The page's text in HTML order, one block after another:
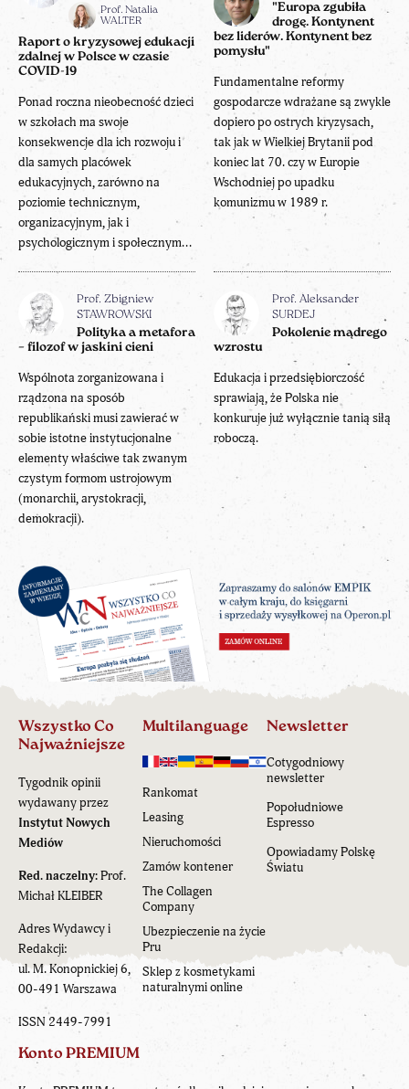
Prof. Natalia
WALTER
Raport o kryzysowej edukacji
zdalnej w Polsce w czasie
COVID-19
Ponad roczna nieobecność dzieci
w szkołach ma swoje
konsekwencje dla ich rozwoju i
dla samych placówek
edukacyjnych, zarówno na
poziomie technicznym,
organizacyjnym, jak i
psychologicznym i społecznym...
"Europa zgubiła
drogę. Kontynent
bez liderów. Kontynent bez
pomysłu"
Fundamentalne reformy
gospodarcze wdrażane są zwykle
dopiero po ostrych kryzysach,
tak jak w Wielkiej Brytanii pod
koniec lat 70. czy w Europie
Wschodniej po upadku
komunizmu w 1989 r.
Prof. Zbigniew
STAWROWSKI
Polityka a metafora
– filozof w jaskini cieni
Wspólnota zorganizowana i
rządzona na sposób
republikański musi zawierać w
sobie istotne instytucjonalne
elementy właściwe tak zwanym
czystym formom ustrojowym
(monarchii, arystokracji,
demokracji).
Prof. Aleksander
SURDEJ
Pokolenie mądrego
wzrostu
Edukacja i przedsiębiorczość
sprawiają, że Polska nie
konkuruje już wyłącznie tanią siłą
roboczą.
Wszystko Co
Najważniejsze
Tygodnik opinii
wydawany przez
Instytut Nowych
Mediów
Red. naczelny:Prof.
Michał KLEIBER
Adres Wydawcy i
Redakcji:
ul. M. Konopnickiej 6,
00-491 Warszawa
ISSN 2449-7991
Multilanguage
Rankomat
Leasing
Nieruchomości
Zamów kontener
The Collagen
Company
Ubezpieczenie na życie
Pru
Sklep z kosmetykami
naturalnymi online
Newsletter
Cotygodniowy
newsletter
Popołudniowe
Espresso
Opowiadamy Polskę
Światu
Konto PREMIUM